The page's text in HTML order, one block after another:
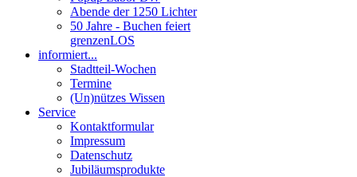
Abende der 1250 Lichter
50 Jahre - Buchen feiert
grenzenLOS
informiert...
Stadtteil-Wochen
Termine
(Un)nützes Wissen
Service
Kontaktformular
Impressum
Datenschutz
Jubiläumsprodukte